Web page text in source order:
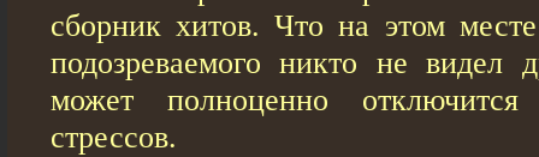
сборник хитов. Что на этом
подозреваемого никто не
может полноценно
стрессов.